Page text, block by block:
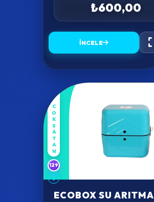
₺600,00
İNCELE
COKSATAN
129
ECOBOX SU ARITMA